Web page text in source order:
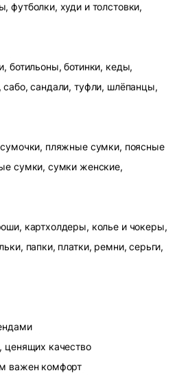
футболки, худи и толстовки,
ботильоны, ботинки, кеды,
сандали, туфли, шлёпанцы,
пляжные сумки, поясные
сумки, сумки женские,
картхолдеры, колье и чокеры,
папки, платки, ремни, серьги,
ценящих качество
важен комфорт